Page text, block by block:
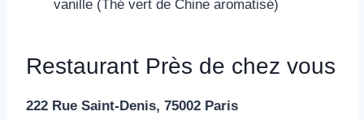
vanille (Thé vert de Chine aromatisé)
Restaurant Près de chez vous
222 Rue Saint-Denis, 75002 Paris